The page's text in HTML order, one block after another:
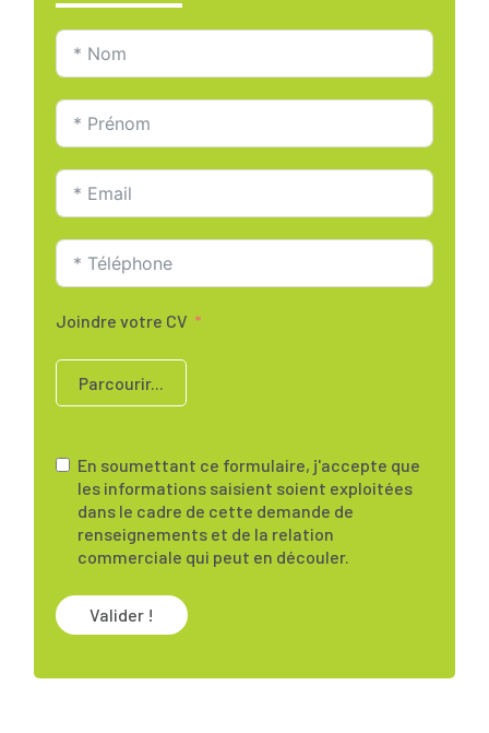
Joindre votre CV
Parcourir...
En soumettant ce formulaire, j'accepte que
les informations saisient soient exploitées
dans le cadre de cette demande de
renseignements et de la relation
commerciale qui peut en découler.
Valider !